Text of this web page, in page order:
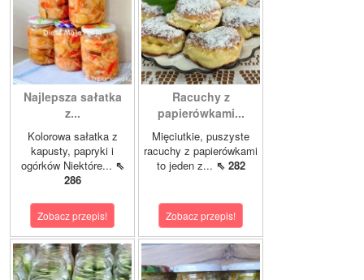
Najlepsza sałatka
z...
Kolorowa sałatka z
kapusty, papryki i
ogórków Niektóre... ⇖
286
Zobacz przepis!
Racuchy z
papierówkami...
Mięciutkie, puszyste
racuchy z papierówkami
to jeden z... ⇖ 282
Zobacz przepis!